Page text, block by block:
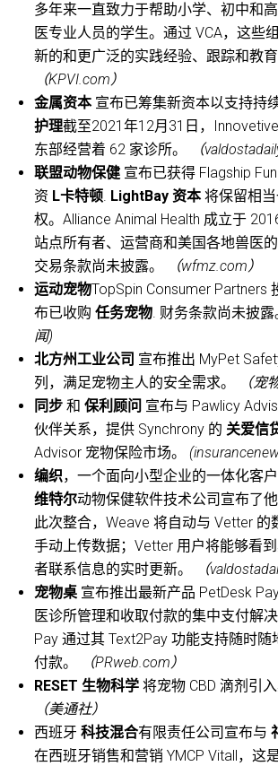
多年来一直致力于帮助小学、初中和
医专业人员的学生。通过 VCA，这些
新的和更广泛的实践经验、跟踪和教
（KPVI.com）
金属资本宣布已筹集新资本以支持持
护理截至2021年12月31日，
东部经营着 62 家诊所。
（
联盟动物保健 宣布已获得 Flagship
资 L卡特顿. LightBay 资本将保留相
权。Alliance Animal Health 成立于
站点所有者、运营商和美国各地兽医的
交易条款尚未披露。
（wfmz.com）
运动宠物TopSpin Consumer Partners
布已收购任务宠物. 财务条款尚未披露
闻)
北方州工业公司 宣布推出 MyPet
列，满足宠物主人的安全需求。
（宠
同步和保利顾问 宣布与 Pawlicy
伙伴关系，提供 Synchrony 的 关爱信
Advisor 宠物保险市场。
编织，一个面向小型企业的一体化客
维特尔动物保健软件技术公司宣布了
此次整合，Weave 将自动与 Vetter 的
手动上传数据；Vetter 用户将能够看
者联系信息的实时更新。
（
宠物桌 宣布推出最新产品 PetDesk
医诊所管理和收取付款的集中支付解
Pay 通过其 Text2Pay 功能支持随时随
付款。
（PRweb.com）
RESET 生物科学 将宠物 CBD 滴剂引
（美通社）
西班牙科技混合有限责任公司宣布与
在西班牙销售和营销 YMCP Vitall，这